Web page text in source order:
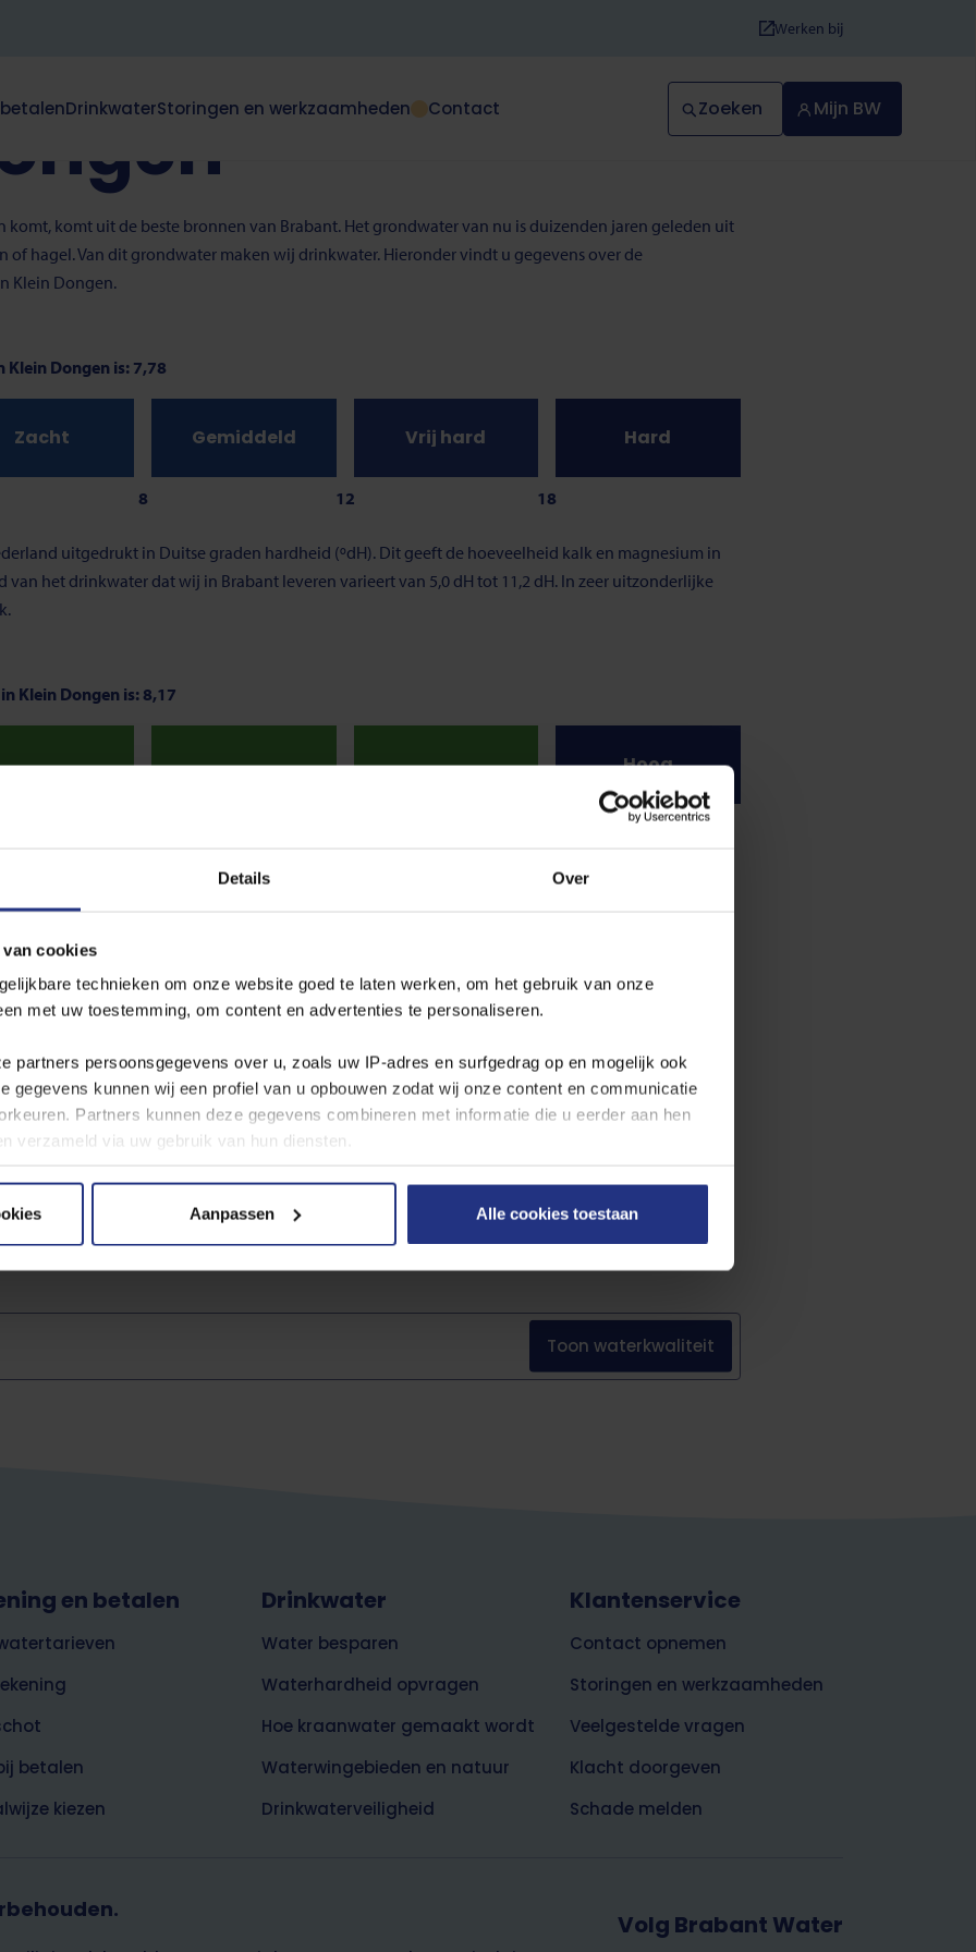
Details Over
cookies
technieken om onze website goed te laten werken, om het gebruik van onze
met uw toestemming, om content en advertenties te personaliseren.
partners persoonsgegevens over u, zoals uw IP‑adres en surfgedrag op en mogelijk ook
gegevens kunnen wij een profiel van u opbouwen zodat wij onze content en communicatie
Partners kunnen deze gegevens combineren met informatie die u eerder aan hen
verzameld via uw gebruik van hun diensten.
moment wijzigen of intrekken via de cookie instellingen button rechts onderaan de
Aanpassen Alle cookies toestaan
Drinkwater
Dit
deze
subnavigatie
open
of
dicht.
Storingen en werkzaamheden Contact
Werken bij
Zoeken Mijn BW
komt, komt uit de beste bronnen van Brabant. Het grondwater van nu is duizenden jaren geleden uit
of hagel. Van dit grondwater maken wij drinkwater. Hieronder vindt u gegevens over de
Klein Dongen.
Dongen is: 7,78
Zacht
8
Gemiddeld
12
Vrij hard
18
Hard
uitgedrukt in Duitse graden hardheid (ºdH). Dit geeft de hoeveelheid kalk en magnesium in
het drinkwater dat wij in Brabant leveren varieert van 5,0 dH tot 11,2 dH. In zeer uitzonderlijke
Klein Dongen is: 8,17
Neutraal Neutraal Neutraal Hoog
7. Onder de 7, noemen we het water zuur. En is de pH-waarde groter dan 7, dan is het niet-zuur.
de norm voor drinkwater. De meest optimale waarde ligt tussen de 7,8 en de 8,3 pH.
waterproductiebedrijf. Voor drinkwater gelden strenge wettelijke eisen. Benieuwd naar de
Open dan de pdf van het waterproductiebedrijf. Het betreft een voortschrijdende rapportage
bijgewerkt. U kunt hieruit afleiden dat ons water voldoet aan alle wettelijke eisen.
naar dejaarcijfers per productielocatie.
plaatsen
Toon waterkwaliteit
en betalen
betalen
kiezen
Drinkwater
Water besparen
Waterhardheid opvragen
Hoe kraanwater gemaakt wordt
Waterwingebieden en natuur
Drinkwaterveiligheid
Klantenservice
Contact opnemen
Storingen en werkzaamheden
Veelgestelde vragen
Klacht doorgeven
Schade melden
Volg Brabant Water